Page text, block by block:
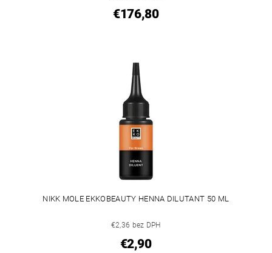
€176,80
NIKK MOLE EKKOBEAUTY HENNA DILUTANT 50 ML
€2,36 bez DPH
€2,90